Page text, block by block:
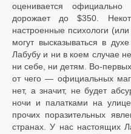
оценивается
дорожает до $350.
настроенные психологи
могут высказываться в
Лабубу и ни в коем случае
ни себе, ни детям. Во-
от чего — официальных
нет, а значит, не будет
ночи и палатками на
прочих поразительных
странах. У нас настоящих